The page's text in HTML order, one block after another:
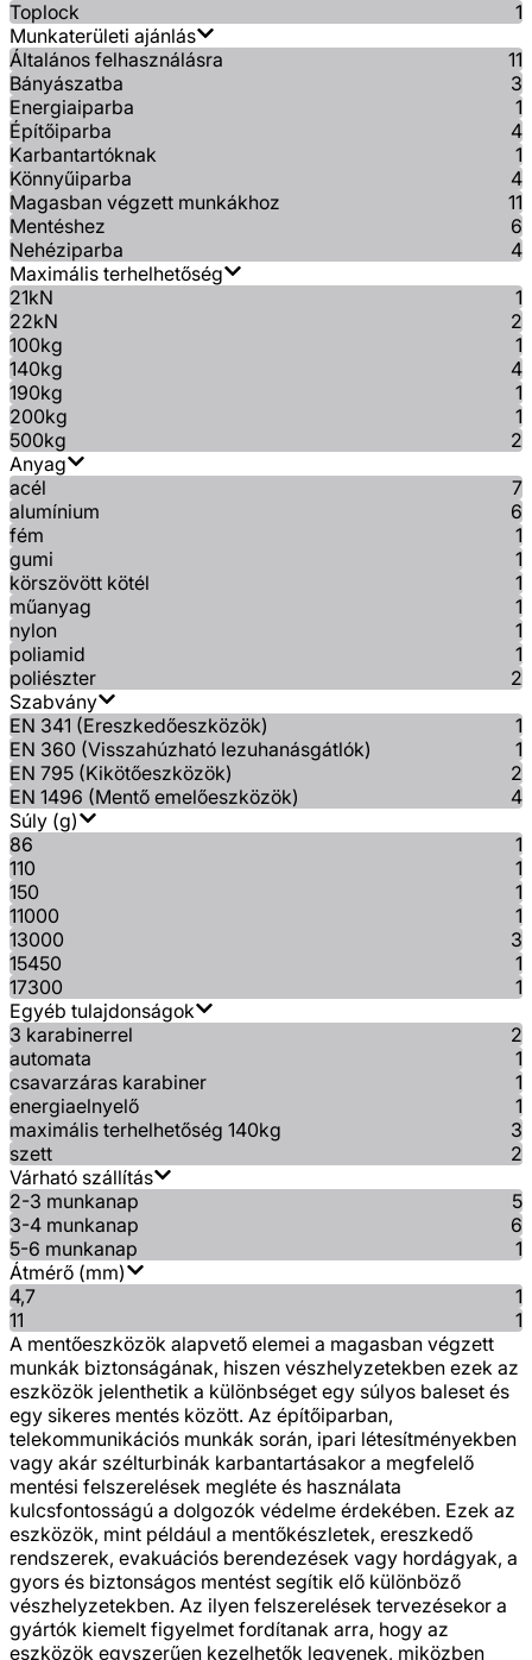
Toplock
1
Munkaterületi ajánlás
Általános felhasználásra
11
Bányászatba
3
Energiaiparba
1
Építőiparba
4
Karbantartóknak
1
Könnyűiparba
4
Magasban végzett munkákhoz
11
Mentéshez
6
Nehéziparba
4
Maximális terhelhetőség
21kN
1
22kN
2
100kg
1
140kg
4
190kg
1
200kg
1
500kg
2
Anyag
acél
7
alumínium
6
fém
1
gumi
1
körszövött kötél
1
műanyag
1
nylon
1
poliamid
1
poliészter
2
Szabvány
EN 341 (Ereszkedőeszközök)
1
EN 360 (Visszahúzható lezuhanásgátlók)
1
EN 795 (Kikötőeszközök)
2
EN 1496 (Mentő emelőeszközök)
4
Súly (g)
86
1
110
1
150
1
11000
1
13000
3
15450
1
17300
1
Egyéb tulajdonságok
3 karabinerrel
2
automata
1
csavarzáras karabiner
1
energiaelnyelő
1
maximális terhelhetőség 140kg
3
szett
2
Várható szállítás
2-3 munkanap
5
3-4 munkanap
6
5-6 munkanap
1
Átmérő (mm)
4,7
1
11
1
A mentőeszközök alapvető elemei a magasban végzett
munkák biztonságának, hiszen vészhelyzetekben ezek az
eszközök jelenthetik a különbséget egy súlyos baleset és
egy sikeres mentés között. Az építőiparban,
telekommunikációs munkák során, ipari létesítményekben
vagy akár szélturbinák karbantartásakor a megfelelő
mentési felszerelések megléte és használata
kulcsfontosságú a dolgozók védelme érdekében. Ezek az
eszközök, mint például a mentőkészletek, ereszkedő
rendszerek, evakuációs berendezések vagy hordágyak, a
gyors és biztonságos mentést segítik elő különböző
vészhelyzetekben. Az ilyen felszerelések tervezésekor a
gyártók kiemelt figyelmet fordítanak arra, hogy az
eszközök egyszerűen kezelhetők legyenek, miközben